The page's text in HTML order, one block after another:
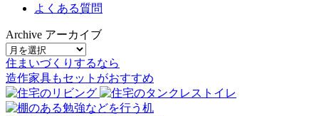
よくある質問
Archive アーカイブ
住まいづくりするなら
造作家具もセット がおすすめ